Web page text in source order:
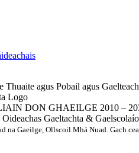
na Gaeilge, Ollscoil Mhá Nuad. Gach